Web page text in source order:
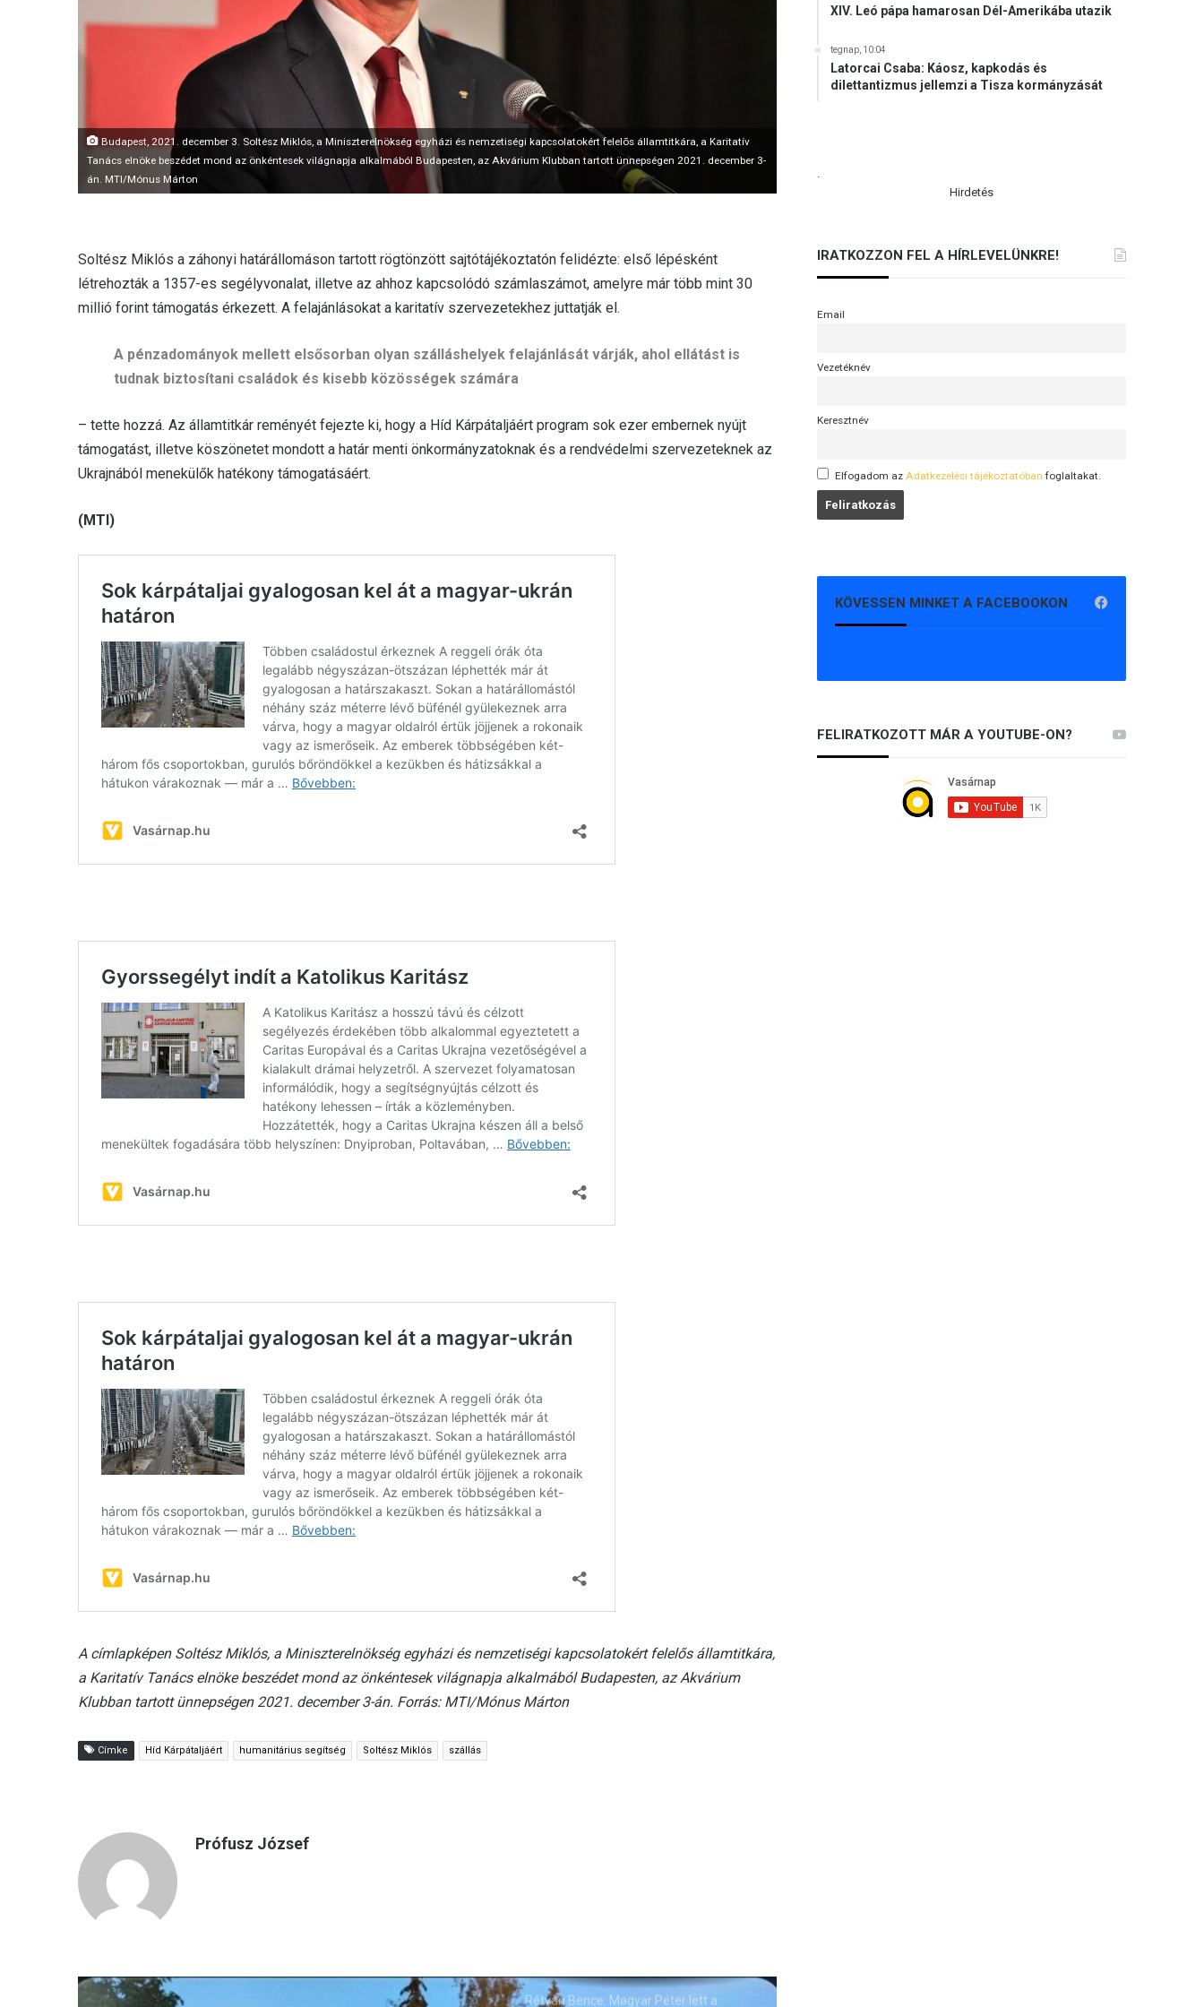
Budapest, 2021. december 3. Soltész Miklós, a Miniszterelnökség egyházi és nemzetiségi kapcsolatokért felelõs államtitkára, a Karitatív
Tanács elnöke beszédet mond az önkéntesek világnapja alkalmából Budapesten, az Akvárium Klubban tartott ünnepségen 2021. december 3-
án. MTI/Mónus Márton
Soltész Miklós a záhonyi határállomáson tartott rögtönzött sajtótájékoztatón felidézte: első lépésként
létrehozták a 1357-es segélyvonalat, illetve az ahhoz kapcsolódó számlaszámot, amelyre már több mint 30
millió forint támogatás érkezett. A felajánlásokat a karitatív szervezetekhez juttatják el.
A pénzadományok mellett elsősorban olyan szálláshelyek felajánlását várják, ahol ellátást is
tudnak biztosítani családok és kisebb közösségek számára
– tette hozzá. Az államtitkár reményét fejezte ki, hogy a Híd Kárpátaljáért program sok ezer embernek nyújt
támogatást, illetve köszönetet mondott a határ menti önkormányzatoknak és a rendvédelmi szervezeteknek az
Ukrajnából menekülők hatékony támogatásáért.
(MTI)
A címlapképen Soltész Miklós, a Miniszterelnökség egyházi és nemzetiségi kapcsolatokért felelős államtitkára,
a Karitatív Tanács elnöke beszédet mond az önkéntesek világnapja alkalmából Budapesten, az Akvárium
Klubban tartott ünnepségen 2021. december 3-án. Forrás: MTI/Mónus Márton
Címke Híd Kárpátaljáért humanitárius segítség Soltész Miklós szállás
Prófusz József
Rétvári Bence: Magyar Péter lett a
XIV. Leó pápa hamarosan Dél-Amerikába utazik
tegnap, 10:04
Latorcai Csaba: Káosz, kapkodás és
dilettantizmus jellemzi a Tisza kormányzását
.
Hirdetés
IRATKOZZON FEL A HÍRLEVELÜNKRE!
Email
Vezetéknév
Keresztnév
Elfogadom az Adatkezelési tájékoztatóban foglaltakat.
KÖVESSEN MINKET A FACEBOOKON
FELIRATKOZOTT MÁR A YOUTUBE-ON?